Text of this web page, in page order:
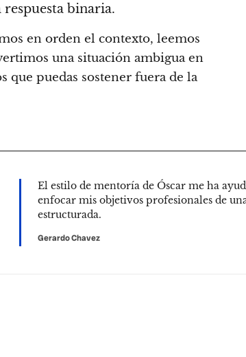
binaria.
en orden el contexto, leemos
una situación ambigua en
que puedas sostener fuera de la
El estilo de mentoría de Óscar me ha
enfocar mis objetivos profesionales de
estructurada.
Gerardo Chavez